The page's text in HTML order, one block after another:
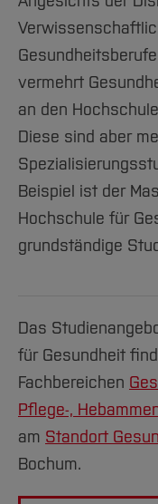
Arbeiten im
Forschung
Team
Service
Studiengänge
Studium
Fachgruppen
Forschung
International
Team
Service
Amtliche
Notfall-Infos
Vertretungen
Wahlen
International
qed-Stiftung
Zentrale
vermehrt
an den
Diese sind aber
Beispiel ist der
Hochschule für
grundständige
Das
für Gesundheit
Fachbereichen
Pflege-,
am Standort
Bochum.